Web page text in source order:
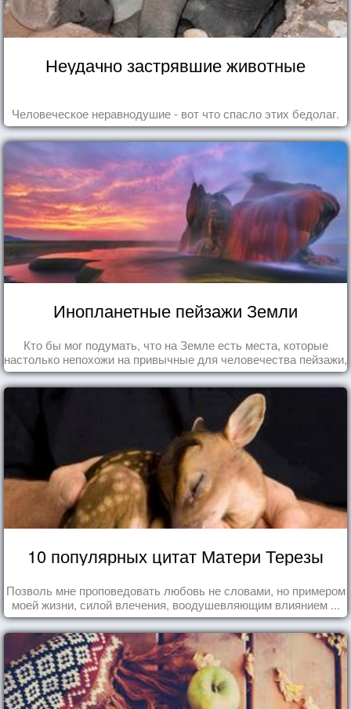
Неудачно застрявшие животные
Человеческое неравнодушие - вот что спасло этих бедолаг.
Инопланетные пейзажи Земли
Кто бы мог подумать, что на Земле есть места, которые
настолько непохожи на привычные для человечества пейзажи,
что кажутся и вовсе инопланетными!
10 популярных цитат Матери Терезы
Позволь мне проповедовать любовь не словами, но примером
моей жизни, силой влечения, воодушевляющим влиянием ...